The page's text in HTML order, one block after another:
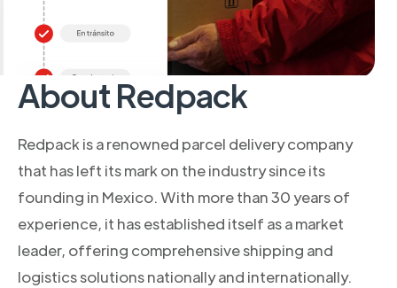
About Redpack
Redpack is a renowned parcel delivery company
that has left its mark on the industry since its
founding in Mexico. With more than 30 years of
experience, it has established itself as a market
leader, offering comprehensive shipping and
logistics solutions nationally and internationally.